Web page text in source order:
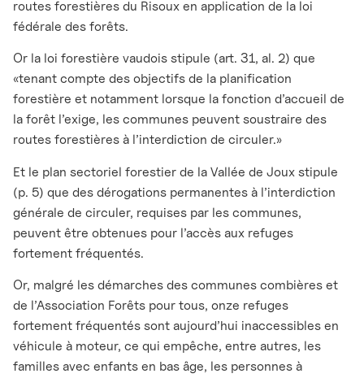
routes forestières du Risoux en application de la loi
fédérale des forêts.
Or la loi forestière vaudois stipule (art. 31, al. 2) que
«tenant compte des objectifs de la planification
forestière et notamment lorsque la fonction d’accueil de
la forêt l’exige, les communes peuvent soustraire des
routes forestières à l’interdiction de circuler.»
Et le plan sectoriel forestier de la Vallée de Joux stipule
(p. 5) que des dérogations permanentes à l’interdiction
générale de circuler, requises par les communes,
peuvent être obtenues pour l’accès aux refuges
fortement fréquentés.
Or, malgré les démarches des communes combières et
de l’Association Forêts pour tous, onze refuges
fortement fréquentés sont aujourd’hui inaccessibles en
véhicule à moteur, ce qui empêche, entre autres, les
familles avec enfants en bas âge, les personnes à